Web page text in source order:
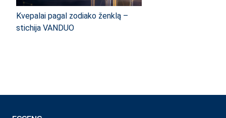
Kvepalai pagal zodiako ženklą –
stichija VANDUO